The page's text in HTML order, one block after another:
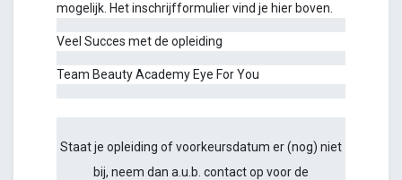
mogelijk. Het inschrijfformulier vind je hier boven.
Veel Succes met de opleiding
Team Beauty Academy Eye For You
Staat je opleiding of voorkeursdatum er (nog) niet
bij, neem dan a.u.b. contact op voor de